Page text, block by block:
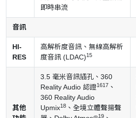
即時串流
音訊
HI-
RES
高解析度音訊、無線高解析
度音訊 (LDAC)15
其他
3.5 毫米音訊插孔、360
Reality Audio 認證1617 、
360 Reality Audio
Upmix18 、全境立體聲揚聲
19